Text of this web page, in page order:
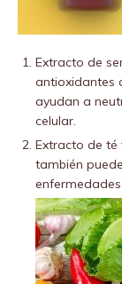
Extracto de
antioxidantes
ayudan a
celular.
Extracto de té
también